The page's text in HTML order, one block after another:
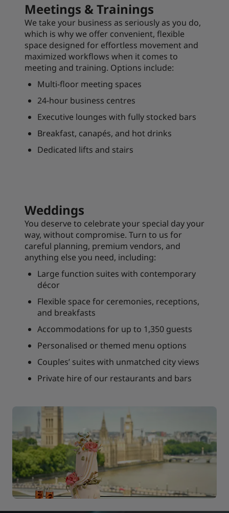
Meetings & Trainings
We take your business as seriously as you do,
which is why we offer convenient, flexible
space designed for effortless movement and
maximized workflows when it comes to
meeting and training. Options include:
Multi-floor meeting spaces
24-hour business centres
Executive lounges with fully stocked bars
Breakfast, canapés, and hot drinks
Dedicated lifts and stairs
Weddings
You deserve to celebrate your special day your
way, without compromise. Turn to us for
careful planning, premium vendors, and
anything else you need, including:
Large function suites with contemporary
décor
Flexible space for ceremonies, receptions,
and breakfasts
Accommodations for up to 1,350 guests
Personalised or themed menu options
Couples’ suites with unmatched city views
Private hire of our restaurants and bars